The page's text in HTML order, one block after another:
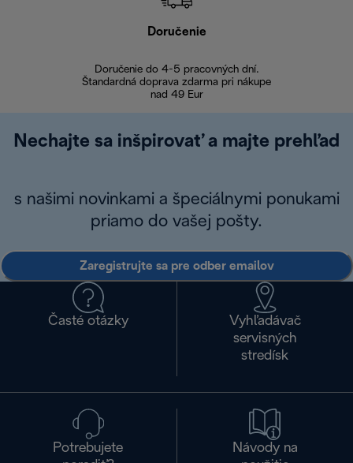
Doručenie
Doručenie do 4-5 pracovných dní.
Štandardná doprava zdarma pri nákupe
nad 49 Eur
Nechajte sa inšpirovať a majte prehľad
s našimi novinkami a špeciálnymi ponukami
priamo do vašej pošty.
Zaregistrujte sa pre odber emailov
Časté otázky
Vyhľadávač
servisných
stredísk
Potrebujete
Návody na